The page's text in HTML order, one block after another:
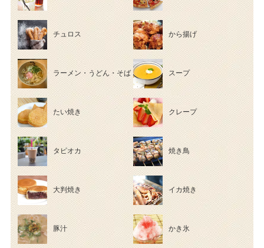
チュロス から揚げ
ラーメン・うどん・そば スープ
たい焼き クレープ
タピオカ 焼き鳥
大判焼き イカ焼き
豚汁 かき氷